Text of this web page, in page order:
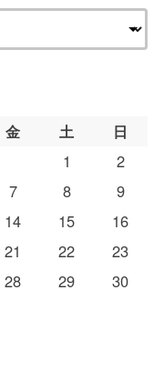
金 土
日
1
2
7 8
9
14 15
16
21 22
23
28 29
30